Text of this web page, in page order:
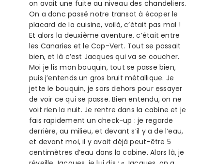
on avait une fuite au niveau des chandeliers.
On a donc passé notre transat à écoper le
placard de la cuisine, voilà, c’était pas mal !
Et alors la deuxième aventure, c’était entre
les Canaries et le Cap-Vert. Tout se passait
bien, et là c’est Jacques qui va se coucher.
Moi je lis mon bouquin, tout se passe bien,
puis j’entends un gros bruit métallique. Je
jette le bouquin, je sors dehors pour essayer
de voir ce qui se passe. Bien entendu, on ne
voit rien la nuit. Je rentre dans la cabine et je
fais rapidement un check-up : je regarde
derrière, au milieu, et devant s’il y a de l’eau,
et devant moi, il y avait déjà peut-être 5
centimètres d’eau dans la cabine. Alors là, je